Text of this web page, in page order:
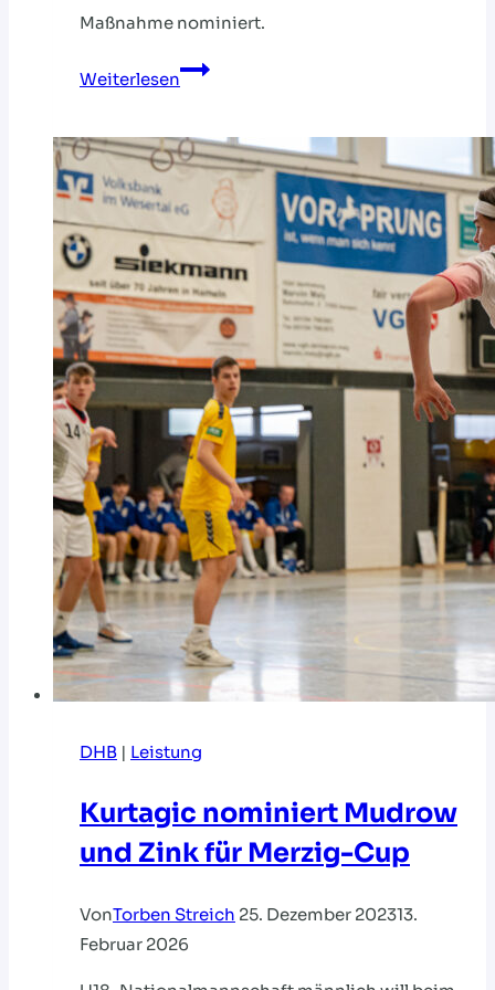
Maßnahme nominiert.
Weiterlesen
Lehrgang
U18
DHB
DHB | Leistung
Kurtagic nominiert Mudrow
und Zink für Merzig-Cup
VonTorben Streich 25. Dezember 202313.
Februar 2026